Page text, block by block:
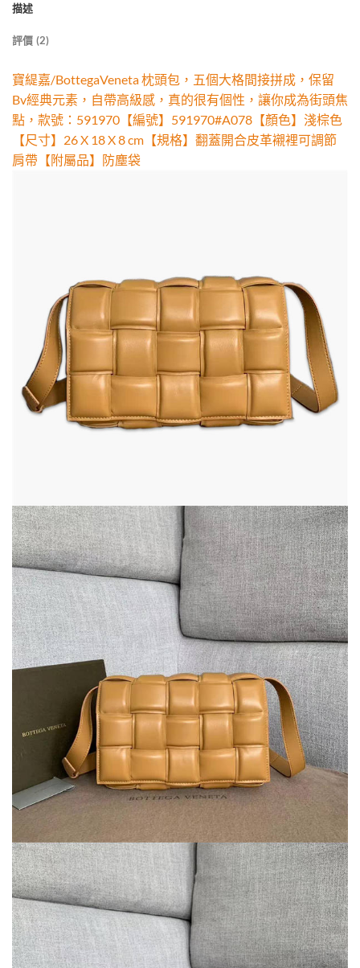
描述
評價 (2)
寶緹嘉/BottegaVeneta 枕頭包，五個大格間接拼成，保留
Bv經典元素，自帶高級感，真的很有個性，讓你成為街頭焦
點，款號：591970【編號】591970#A078【顏色】淺棕色
【尺寸】26 X 18 X 8 cm【規格】翻蓋開合皮革襯裡可調節
肩帶【附屬品】防塵袋